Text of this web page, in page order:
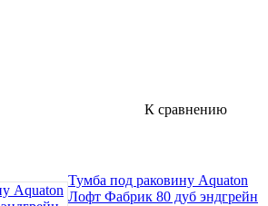
К сравнению
Тумба под раковину Aquaton
Лофт Фабрик 80 дуб эндгрейн